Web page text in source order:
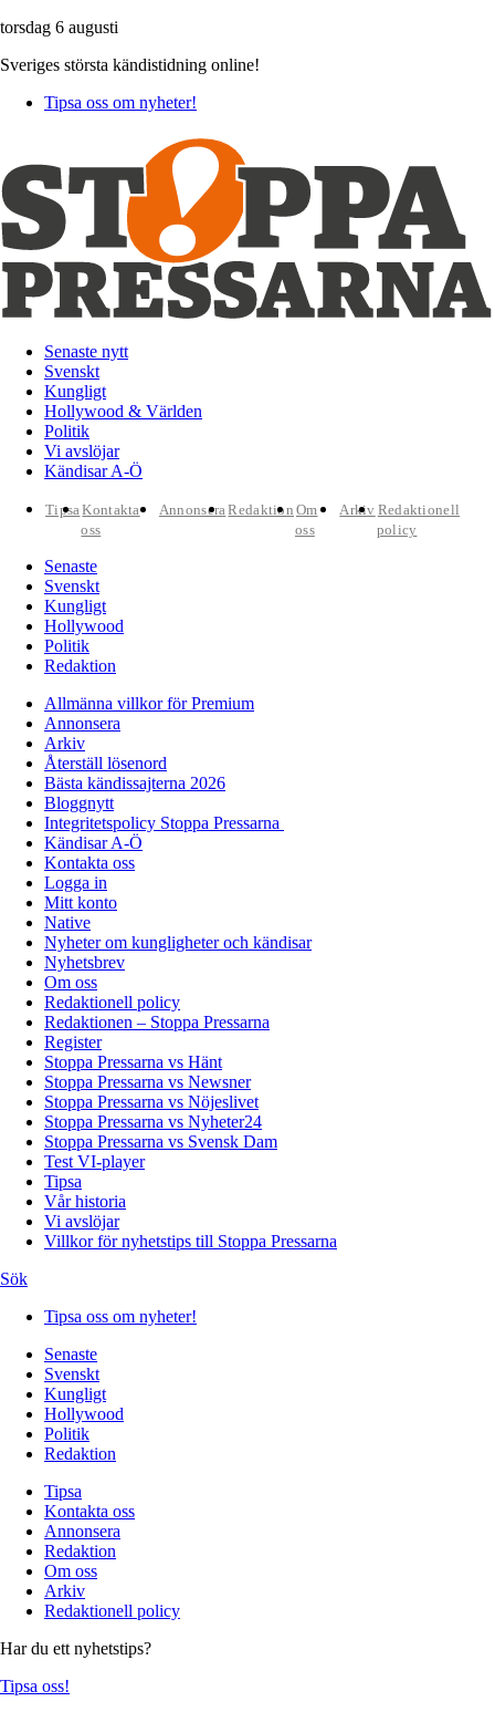
torsdag 6 augusti
Sveriges största kändistidning online!
Tipsa oss om nyheter!
Senaste nytt
Svenskt
Kungligt
Hollywood & Världen
Politik
Vi avslöjar
Kändisar A-Ö
TipsaKontakta
oss
AnnonseraRedaktion Om
oss
Arkiv Redaktionell
policy
Senaste
Svenskt
Kungligt
Hollywood
Politik
Redaktion
Allmänna villkor för Premium
Annonsera
Arkiv
Återställ lösenord
Bästa kändissajterna 2026
Bloggnytt
Integritetspolicy Stoppa Pressarna
Kändisar A-Ö
Kontakta oss
Logga in
Mitt konto
Native
Nyheter om kungligheter och kändisar
Nyhetsbrev
Om oss
Redaktionell policy
Redaktionen – Stoppa Pressarna
Register
Stoppa Pressarna vs Hänt
Stoppa Pressarna vs Newsner
Stoppa Pressarna vs Nöjeslivet
Stoppa Pressarna vs Nyheter24
Stoppa Pressarna vs Svensk Dam
Test VI-player
Tipsa
Vår historia
Vi avslöjar
Villkor för nyhetstips till Stoppa Pressarna
Sök
Tipsa oss om nyheter!
Senaste
Svenskt
Kungligt
Hollywood
Politik
Redaktion
Tipsa
Kontakta oss
Annonsera
Redaktion
Om oss
Arkiv
Redaktionell policy
Har du ett nyhetstips?
Tipsa oss!